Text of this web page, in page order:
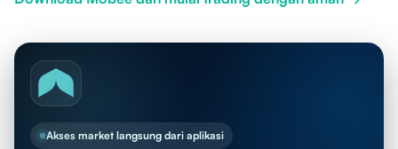
Akses market langsung dari aplikasi